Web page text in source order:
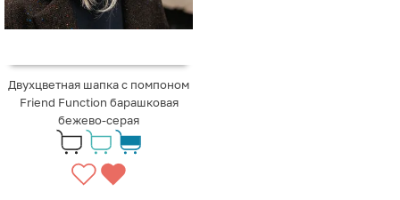
Двухцветная шапка с помпоном
Friend Function барашковая
бежево-серая